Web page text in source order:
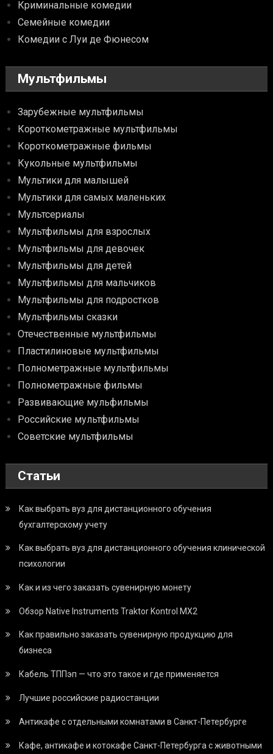
Криминальные комедии
Семейные комедии
Комедии с Луи де Фюнесом
Мультфильмы
Зарубежные мультфильмы
Короткометражные мультфильмы
Короткометражные фильмы
Кукольные мультфильмы
Мультики для малышей
Мультики для самых маленьких
Мультсериалы
Мультфильмы для взрослых
Мультфильмы для девочек
Мультфильмы для детей
Мультфильмы для мальчиков
Мультфильмы для подростков
Мультфильмы сказки
Отечественные мультфильмы
Пластилиновые мультфильмы
Полнометражные мультфильмы
Полнометражные фильмы
Развивающие мульфильмы
Российские мультфильмы
Советские мультфильмы
Статьи
Как выбрать вуз для дистанционного обучения
бухгалтерскому учету
Как выбрать вуз для дистанционного обучения клинической
психологии
Как и из чего заказать сувенирную монету
Обзор Native Instruments Traktor Kontrol MX2
Как правильно заказать сувенирную продукцию для
бизнеса
Кабель ТППэп — что это такое и где применяется
Лучшие российские радиостанции
Антикафе с отдельными комнатами в Санкт-Петербурге
Кафе, антикафе и котокафе Санкт-Петербурга с животными